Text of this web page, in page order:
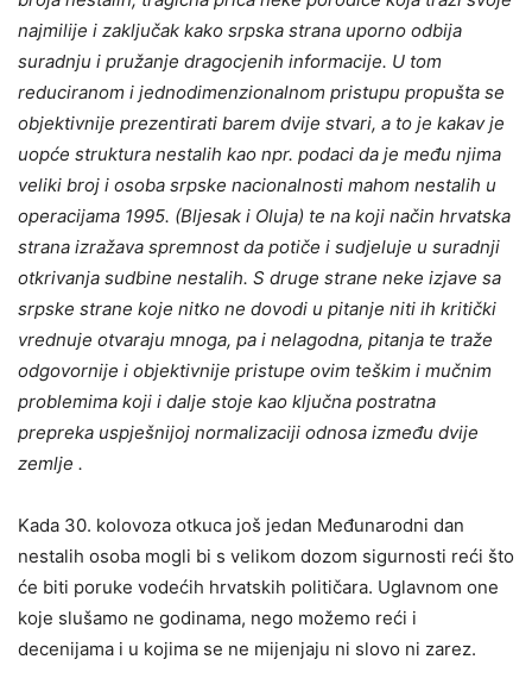
najmilije i zaključak kako srpska strana uporno odbija
suradnju i pružanje dragocjenih informacije. U tom
reduciranom i jednodimenzionalnom pristupu propušta se
objektivnije prezentirati barem dvije stvari, a to je kakav je
uopće struktura nestalih kao npr. podaci da je među njima
veliki broj i osoba srpske nacionalnosti mahom nestalih u
operacijama 1995. (Bljesak i Oluja) te na koji način hrvatska
strana izražava spremnost da potiče i sudjeluje u suradnji
otkrivanja sudbine nestalih. S druge strane neke izjave sa
srpske strane koje nitko ne dovodi u pitanje niti ih kritički
vrednuje otvaraju mnoga, pa i nelagodna, pitanja te traže
odgovornije i objektivnije pristupe ovim teškim i mučnim
problemima koji i dalje stoje kao ključna postratna
prepreka uspješnijoj normalizaciji odnosa između dvije
zemlje .
Kada 30. kolovoza otkuca još jedan Međunarodni dan
nestalih osoba mogli bi s velikom dozom sigurnosti reći što
će biti poruke vodećih hrvatskih političara. Uglavnom one
koje slušamo ne godinama, nego možemo reći i
decenijama i u kojima se ne mijenjaju ni slovo ni zarez.